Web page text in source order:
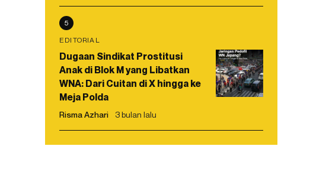
5
EDITORIAL
Dugaan Sindikat Prostitusi
Anak di Blok M yang Libatkan
WNA: Dari Cuitan di X hingga ke
Meja Polda
Risma Azhari 3 bulan lalu